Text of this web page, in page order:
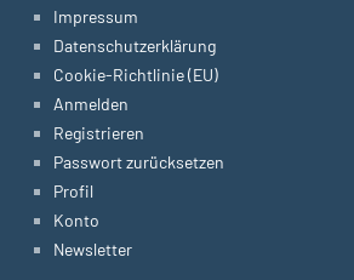
Impressum
Datenschutzerklärung
Cookie-Richtlinie (EU)
Anmelden
Registrieren
Passwort zurücksetzen
Profil
Konto
Newsletter